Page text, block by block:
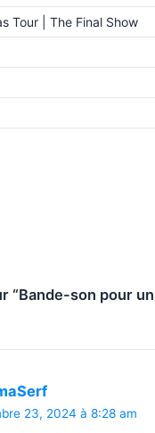
Tour | The Final Show
“Bande-son pour
23, 2024 à 8:28 am